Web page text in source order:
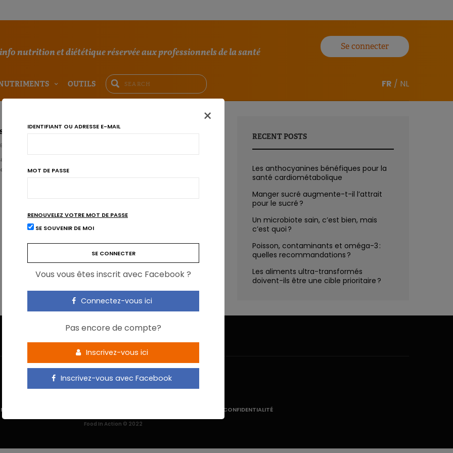
nutrition et diététique réservée aux professionnels de la santé
Se connecter
OUTILS FR / NL
Retrouver l’équilibre avec les protéines végétales
végétalien… Comment s’y retrouver dans cette mode infinie de
ou produits animales? Téléchargez votre…
RECENT POSTS
Les anthocyanines bénéfiques pour la
santé cardiométabolique
Manger sucré augmente-t-il l’attrait
pour le sucré ?
Un microbiote sain, c’est bien, mais
c’est quoi ?
Poisson, contaminants et oméga-3 :
quelles recommandations ?
Les aliments ultra-transformés
doivent-ils être une cible prioritaire ?
×
IDENTIFIANT OU ADRESSE E-MAIL
MOT DE PASSE
RENOUVELEZ VOTRE MOT DE PASSE
SE SOUVENIR DE MOI
Vous vous êtes inscrit avec Facebook ?
Connectez-vous ici
Pas encore de compte?
Inscrivez-vous ici
Inscrivez-vous avec Facebook
POLITIQUE DE CONFIDENTIALITÉ
Food In Action © 2022